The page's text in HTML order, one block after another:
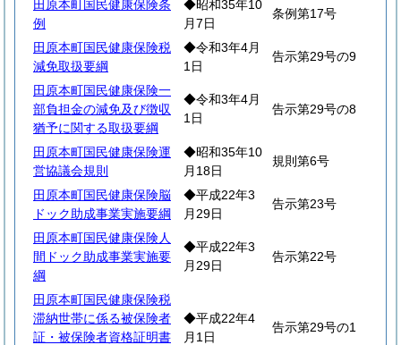
田原本町国民健康保険条
例
◆昭和35年10
月7日
条例第17号
田原本町国民健康保険税
減免取扱要綱
◆令和3年4月
1日
告示第29号の9
田原本町国民健康保険一
部負担金の減免及び徴収
猶予に関する取扱要綱
◆令和3年4月
1日
告示第29号の8
田原本町国民健康保険運
営協議会規則
◆昭和35年10
月18日
規則第6号
田原本町国民健康保険脳
ドック助成事業実施要綱
◆平成22年3
月29日
告示第23号
田原本町国民健康保険人
間ドック助成事業実施要
綱
◆平成22年3
月29日
告示第22号
田原本町国民健康保険税
滞納世帯に係る被保険者
証・被保険者資格証明書
◆平成22年4
月1日
告示第29号の1